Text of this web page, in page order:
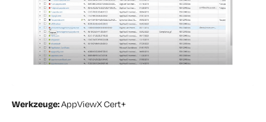
Werkzeuge:AppViewX Cert+